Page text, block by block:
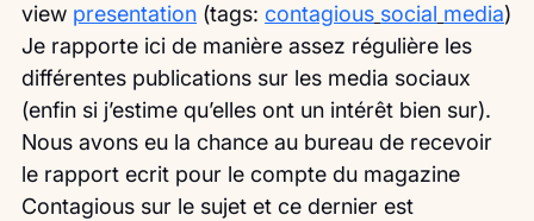
view presentation (tags: contagious social media)
Je rapporte ici de manière assez régulière les
différentes publications sur les media sociaux
(enfin si j’estime qu’elles ont un intérêt bien sur).
Nous avons eu la chance au bureau de recevoir
le rapport ecrit pour le compte du magazine
Contagious sur le sujet et ce dernier est